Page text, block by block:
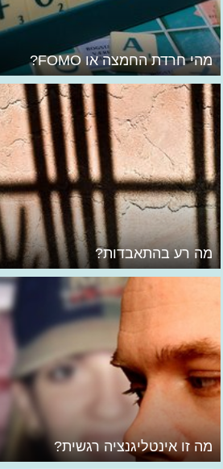
מהי חרדת החמצה או FOMO?
מה רע בהתאבדות?
מה זו אינטליגנציה רגשית?